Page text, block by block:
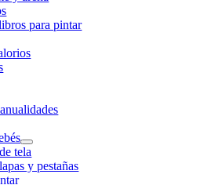
para pintar
tela
y pestañas